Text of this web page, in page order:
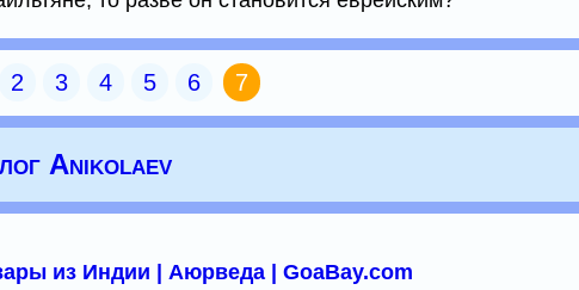
2 3 4 5 6 7
Anikolaev
из Индии | Аюрведа | GoaBay.com